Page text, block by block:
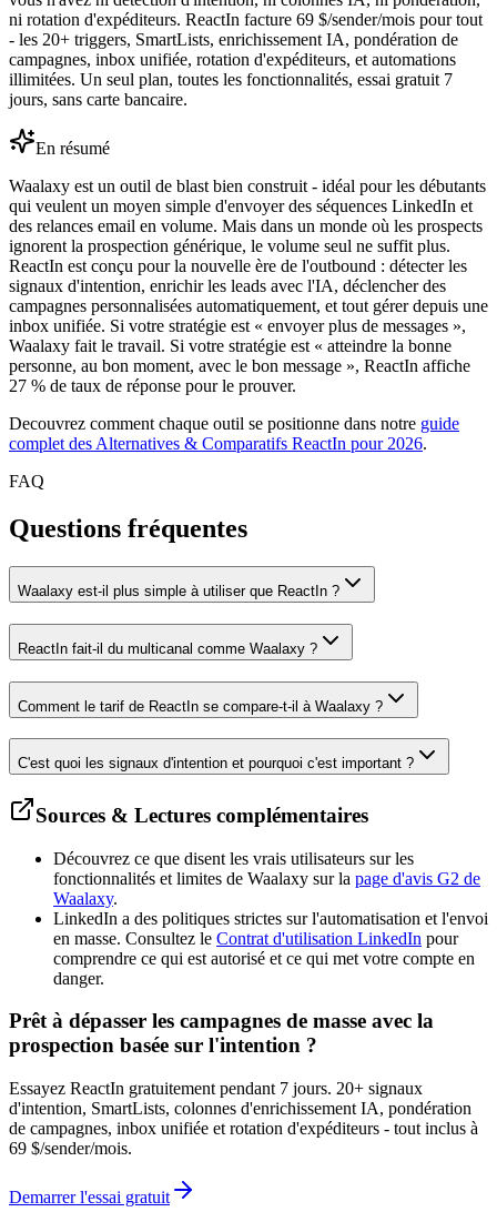
ni rotation d'expéditeurs. ReactIn facture 69 $/sender/mois pour tout
- les 20+ triggers, SmartLists, enrichissement IA, pondération de
campagnes, inbox unifiée, rotation d'expéditeurs, et automations
illimitées. Un seul plan, toutes les fonctionnalités, essai gratuit 7
jours, sans carte bancaire.
En résumé
Waalaxy est un outil de blast bien construit - idéal pour les débutants
qui veulent un moyen simple d'envoyer des séquences LinkedIn et
des relances email en volume. Mais dans un monde où les prospects
ignorent la prospection générique, le volume seul ne suffit plus.
ReactIn est conçu pour la nouvelle ère de l'outbound : détecter les
signaux d'intention, enrichir les leads avec l'IA, déclencher des
campagnes personnalisées automatiquement, et tout gérer depuis une
inbox unifiée. Si votre stratégie est « envoyer plus de messages »,
Waalaxy fait le travail. Si votre stratégie est « atteindre la bonne
personne, au bon moment, avec le bon message », ReactIn affiche
27 % de taux de réponse pour le prouver.
Decouvrez comment chaque outil se positionne dans notre guide
complet des Alternatives & Comparatifs ReactIn pour 2026.
FAQ
Questions fréquentes
Waalaxy est-il plus simple à utiliser que ReactIn ?
ReactIn fait-il du multicanal comme Waalaxy ?
Comment le tarif de ReactIn se compare-t-il à Waalaxy ?
C'est quoi les signaux d'intention et pourquoi c'est important ?
Sources & Lectures complémentaires
Découvrez ce que disent les vrais utilisateurs sur les
fonctionnalités et limites de Waalaxy sur la page d'avis G2 de
Waalaxy.
LinkedIn a des politiques strictes sur l'automatisation et l'envoi
en masse. Consultez le Contrat d'utilisation LinkedIn pour
comprendre ce qui est autorisé et ce qui met votre compte en
danger.
Prêt à dépasser les campagnes de masse avec la
prospection basée sur l'intention ?
Essayez ReactIn gratuitement pendant 7 jours. 20+ signaux
d'intention, SmartLists, colonnes d'enrichissement IA, pondération
de campagnes, inbox unifiée et rotation d'expéditeurs - tout inclus à
69 $/sender/mois.
Demarrer l'essai gratuit